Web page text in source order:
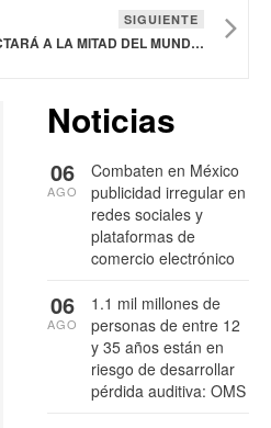
SIGUIENTE
EN 2035, LA OBESIDAD IMPACTARÁ A LA MITAD DEL MUNDO: EXPERTOS PIDEN MEDIDAS URGENTES
Noticias
Combaten en México
publicidad irregular en
redes sociales y
plataformas de
comercio electrónico
06
AGO
1.1 mil millones de
personas de entre 12
y 35 años están en
riesgo de desarrollar
pérdida auditiva: OMS
06
AGO